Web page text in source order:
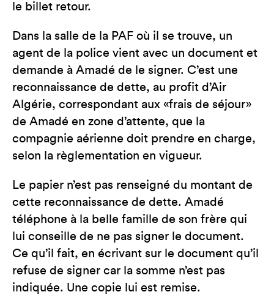
le billet retour.
Dans la salle de la PAF où il se trouve, un
agent de la police vient avec un document et
demande à Amadé de le signer. C’est une
reconnaissance de dette, au profit d’Air
Algérie, correspondant aux «frais de séjour»
de Amadé en zone d’attente, que la
compagnie aérienne doit prendre en charge,
selon la règlementation en vigueur.
Le papier n’est pas renseigné du montant de
cette reconnaissance de dette. Amadé
téléphone à la belle famille de son frère qui
lui conseille de ne pas signer le document.
Ce qu’il fait, en écrivant sur le document qu’il
refuse de signer car la somme n’est pas
indiquée. Une copie lui est remise.